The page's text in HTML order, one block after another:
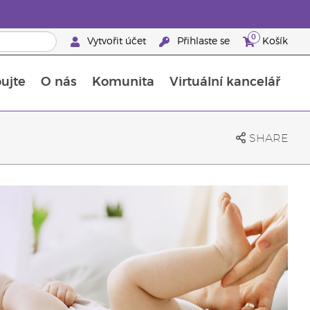
Vytvořit účet Přihlaste se 0 Košík
O nás Komunita Virtuální kancelář
SHARE